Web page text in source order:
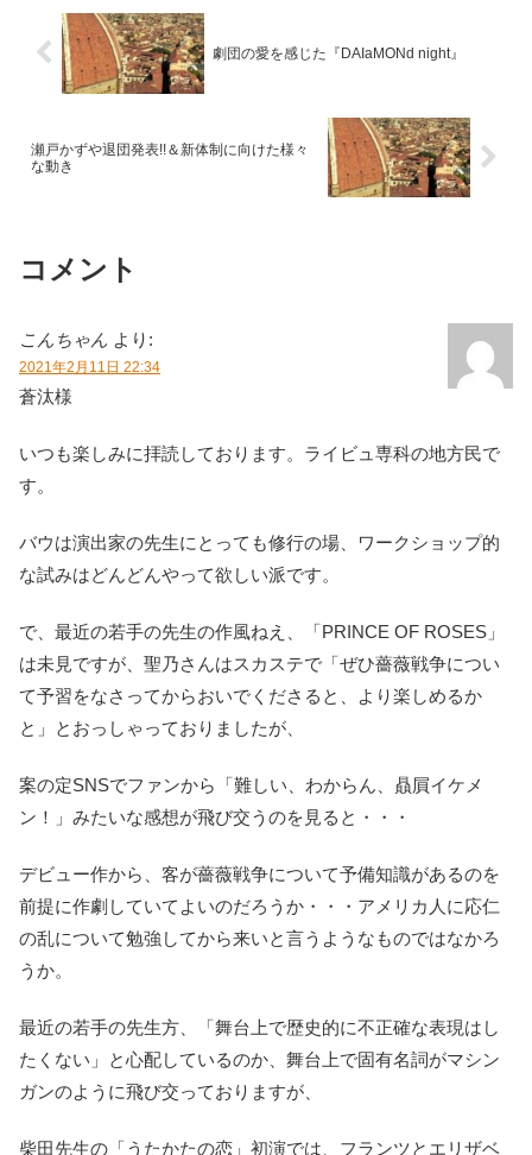
劇団の愛を感じた『DAIaMONd night』
瀬戸かずや退団発表!!＆新体制に向けた様々
な動き
コメント
こんちゃん より:
2021年2月11日 22:34
蒼汰様
いつも楽しみに拝読しております。ライビュ専科の地方民で
す。
バウは演出家の先生にとっても修行の場、ワークショップ的
な試みはどんどんやって欲しい派です。
で、最近の若手の先生の作風ねえ、「PRINCE OF ROSES」
は未見ですが、聖乃さんはスカステで「ぜひ薔薇戦争につい
て予習をなさってからおいでくださると、より楽しめるか
と」とおっしゃっておりましたが、
案の定SNSでファンから「難しい、わからん、贔屓イケメ
ン！」みたいな感想が飛び交うのを見ると・・・
デビュー作から、客が薔薇戦争について予備知識があるのを
前提に作劇していてよいのだろうか・・・アメリカ人に応仁
の乱について勉強してから来いと言うようなものではなかろ
うか。
最近の若手の先生方、「舞台上で歴史的に不正確な表現はし
たくない」と心配しているのか、舞台上で固有名詞がマシン
ガンのように飛び交っておりますが、
柴田先生の「うたかたの恋」初演では、フランツとエリザベ